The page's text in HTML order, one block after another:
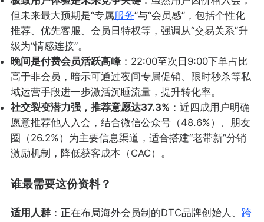
但未来最大预期是“专属服务”与“会员感”，包括个性化
推荐、优先客服、会员日特权等，强调从“交易关系”升
级为“情感连接”。
晚间是付费会员活跃高峰：22:00至次日9:00下单占比
高于非会员，暗示可通过夜间专属促销、限时秒杀等私
域运营手段进一步激活沉睡流量，提升转化率。
社交裂变潜力强，推荐意愿达37.3% ：近四成用户明确
愿意推荐他人入会，结合微信公众号（48.6%）、朋友
圈（26.2%）为主要信息渠道，适合搭建“老带新”分销
激励机制，降低获客成本（CAC）。
谁最需要这份资料？
适用人群：正在布局海外会员制的DTC品牌创始人、 跨